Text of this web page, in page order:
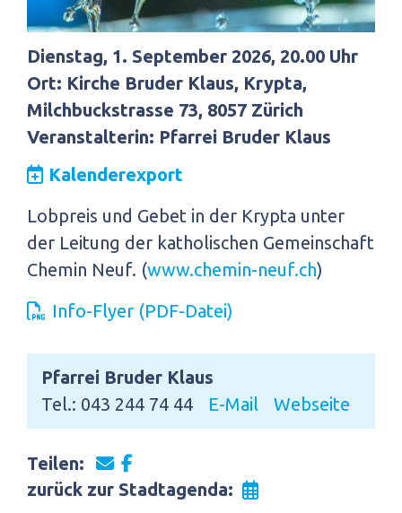
Dienstag, 1. September 2026, 20.00 Uhr
Ort: Kirche Bruder Klaus, Krypta,
Milchbuckstrasse 73, 8057 Zürich
Veranstalterin: Pfarrei Bruder Klaus
Kalenderexport
Lobpreis und Gebet in der Krypta unter
der Leitung der katholischen Gemeinschaft
Chemin Neuf. (www.chemin-neuf.ch)
Info-Flyer (PDF-Datei)
Pfarrei Bruder Klaus
Tel.: 043 244 74 44
E-Mail Webseite
Teilen:
zurück zur Stadtagenda: